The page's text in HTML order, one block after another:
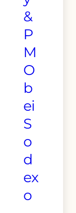
1.200
&
P
M
O
b
ei
S
o
d
ex
o